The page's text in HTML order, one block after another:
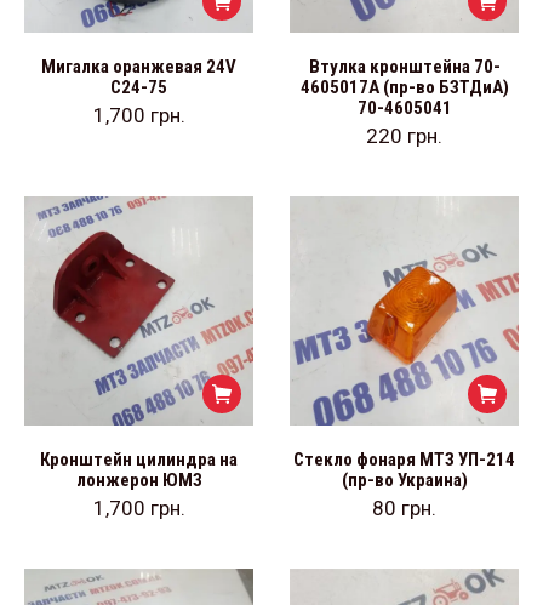
Мигалка оранжевая 24V
С24-75
1,700 грн.
Втулка кронштейна 70-
4605017А (пр-во БЗТДиА)
70-4605041
220 грн.
Кронштейн цилиндра на
лонжерон ЮМЗ
1,700 грн.
Стекло фонаря МТЗ УП-214
(пр-во Украина)
80 грн.